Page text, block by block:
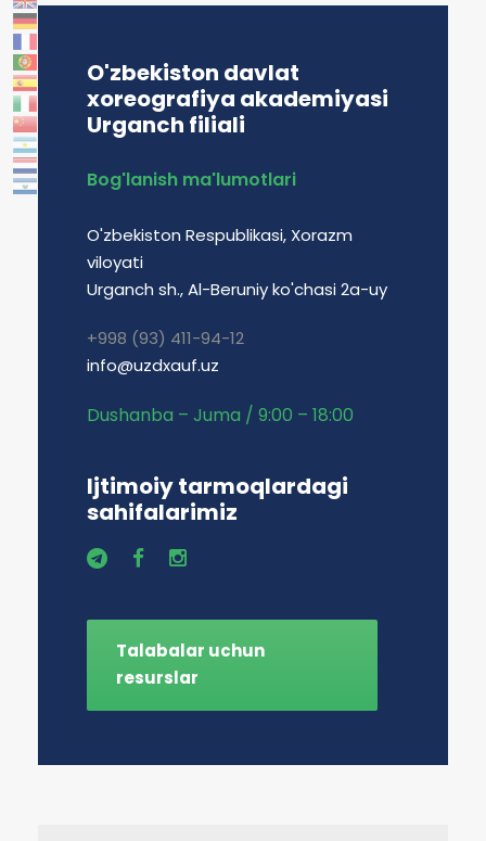
O'zbekiston davlat
xoreografiya akademiyasi
Urganch filiali
Bog'lanish ma'lumotlari
O'zbekiston Respublikasi, Xorazm
viloyati
Urganch sh., Al-Beruniy ko'chasi 2a-uy
+998 (93) 411-94-12
info@uzdxauf.uz
Dushanba – Juma / 9:00 – 18:00
Ijtimoiy tarmoqlardagi
sahifalarimiz
Talabalar uchun
resurslar